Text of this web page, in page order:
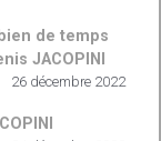
de temps
JACOPINI
26 décembre 2022